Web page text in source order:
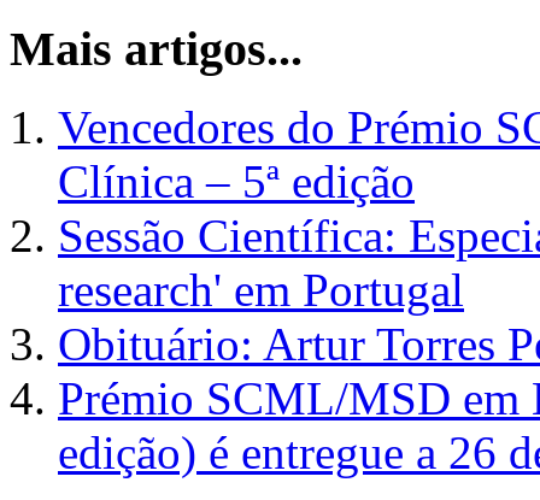
Mais artigos...
Vencedores do Prémio
Clínica – 5ª edição
Sessão Científica:
research' em Portugal
Obituário: Artur Torres
Prémio SCML/MSD em
edição) é entregue a 26